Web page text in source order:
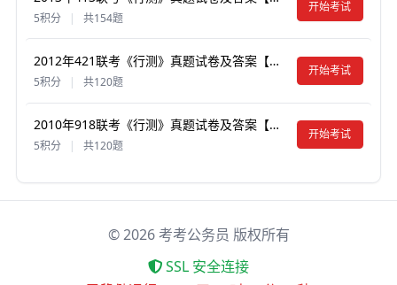
5积分 | 共154题
开始考试
2012年421联考《行测》真题试卷及答案【含解析】（山西/辽宁/黑龙江/福建/湖北/ 湖南/广西/海南/四川/重庆/ 云南/ 西藏/陕西/青海/宁夏/ 新疆兵团）
5积分 | 共120题
开始考试
2010年918联考《行测》真题试卷及答案【含解析】（山西/河南/辽宁/福建/重庆/海南/青海/宁夏/内蒙古/陕西/西藏）
5积分 | 共120题
开始考试
©2026考考公务员 版权所有
SSL 安全连接